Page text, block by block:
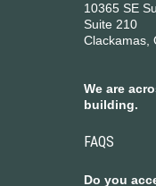
10365 SE
Suite 210
Clackamas,
We are
building.
FAQS
Do you